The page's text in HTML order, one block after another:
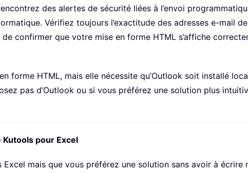
des alertes de sécurité liées à l’envoi
Vérifiez toujours l’exactitude des adresses e-mail
confirmer que votre mise en forme HTML s’affiche
forme HTML, mais elle nécessite qu’Outlook soit installé
pas d’Outlook ou si vous préférez une solution plus
pour Excel
mais que vous préférez une solution sans avoir à écrire